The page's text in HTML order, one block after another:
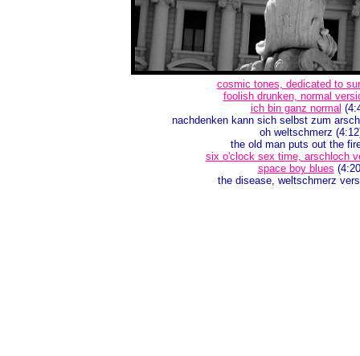
cosmic tones, dedicated to
foolish drunken, normal
ich bin ganz normal
nachdenken kann sich selbst zum
oh weltschmerz
the old man puts out the
six o'clock sex time, arschloch
space boy blues
the disease, weltschmerz